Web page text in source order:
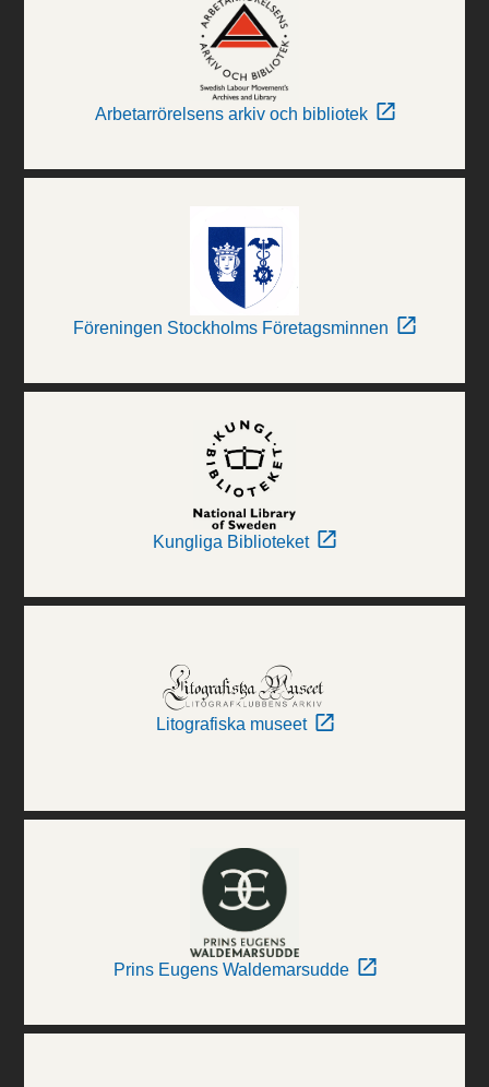
Arbetarrörelsens arkiv och bibliotek
Föreningen Stockholms Företagsminnen
Kungliga Biblioteket
Litografiska museet
Prins Eugens Waldemarsudde